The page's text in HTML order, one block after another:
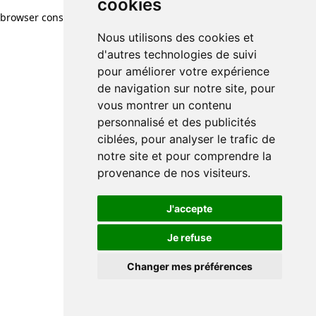
cookies
Nous utilisons des cookies et
d'autres technologies de suivi
pour améliorer votre expérience
de navigation sur notre site, pour
vous montrer un contenu
personnalisé et des publicités
ciblées, pour analyser le trafic de
notre site et pour comprendre la
provenance de nos visiteurs.
J'accepte
Je refuse
Changer mes préférences
cookies
Nous utilisons des cookies et
d'autres technologies de suivi
pour améliorer votre expérience
de navigation sur notre site, pour
vous montrer un contenu
personnalisé et des publicités
ciblées, pour analyser le trafic de
notre site et pour comprendre la
provenance de nos visiteurs.
J'accepte
Je refuse
Changer mes préférences
browser console for more information)